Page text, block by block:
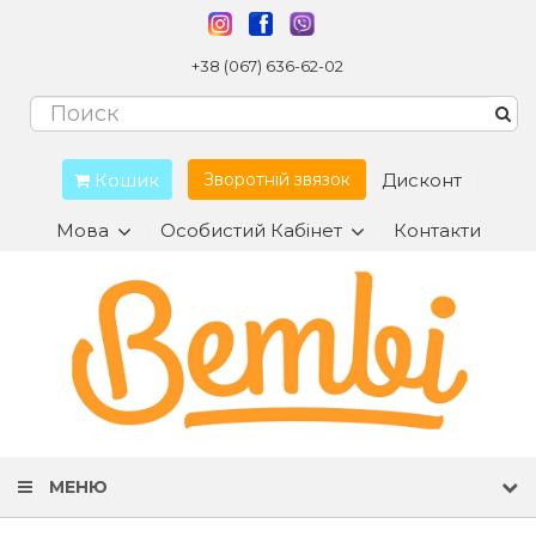
+38 (067) 636-62-02
Кошик Зворотній звязок Дисконт
Мова Особистий Кабінет Контакти
МЕНЮ